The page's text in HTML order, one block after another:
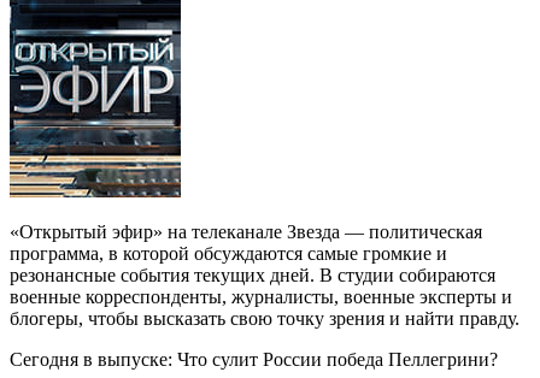
«Открытый эфир» на телеканале Звезда — политическая
программа, в которой обсуждаются самые громкие и
резонансные события текущих дней. В студии собираются
военные корреспонденты, журналисты, военные эксперты и
блогеры, чтобы высказать свою точку зрения и найти правду.
Сегодня в выпуске: Что сулит России победа Пеллегрини?